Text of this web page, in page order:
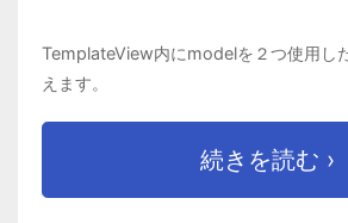
TemplateView内にmodelを２つ使用し
えます。
続きを読む ›